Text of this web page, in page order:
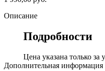
Описание
Подробности
Цена указана только за
Дополнительная информация